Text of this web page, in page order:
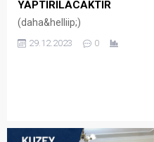
YAPTIRILACAKTIR
(daha&helliip;)
29.12.2023 0